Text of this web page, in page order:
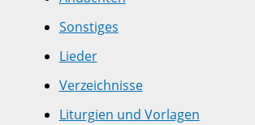
Sonstiges
Lieder
Verzeichnisse
Liturgien und Vorlagen